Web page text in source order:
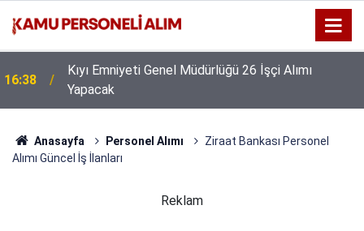
16:38
Kıyı Emniyeti Genel Müdürlüğü 26 İşçi Alımı
Yapacak
Anasayfa Personel Alımı
Ziraat Bankası Personel
Alımı Güncel İş İlanları
Reklam